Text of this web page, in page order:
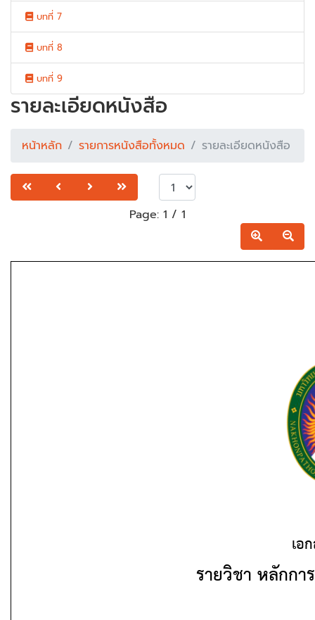
บทที่ 7
บทที่ 8
บทที่ 9
รายละเอียดหนังสือ
หน้าหลัก รายการหนังสือทั้งหมด รายละเอียดหนังสือ
Page: 1 / 1